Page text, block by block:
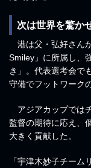
次は世界を驚か
港は父・弘好さん
Smiley」に所属し、
き」。代表選考会で
守備でフットワーク
アジアカップでは
監督の期待に応え、
大きく貢献した。
「宇津木妙子チー